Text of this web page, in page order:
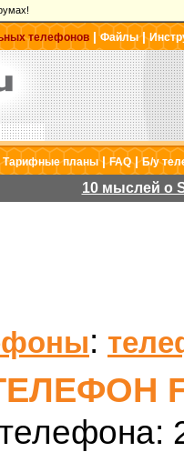
телефонов |Файлы|
Тарифные планы|FAQ|Б/у
10 мыслей о
: